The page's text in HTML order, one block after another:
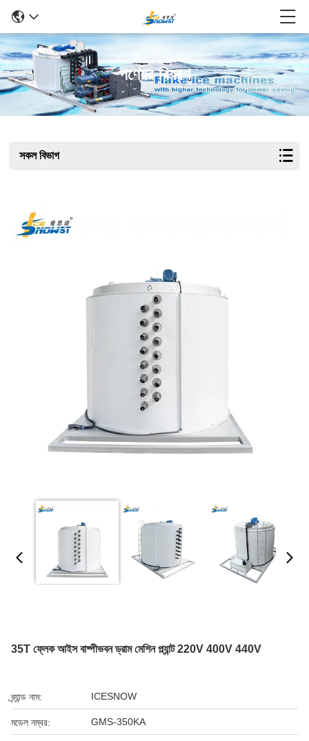
পণ্যের বিবরণ
সকল বিভাগ
35T ফ্লেক আইস বাষ্পীভবন ড্রাম মেশিন প্ল্যান্ট 220V 400V 440V
ব্র্যান্ড নাম: ICESNOW
মডেল নম্বর: GMS-350KA